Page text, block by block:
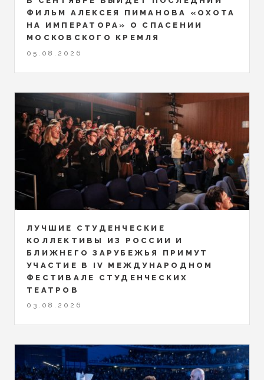
ФИЛЬМ АЛЕКСЕЯ ПИМАНОВА «ОХОТА
НА ИМПЕРАТОРА» О СПАСЕНИИ
МОСКОВСКОГО КРЕМЛЯ
05.08.2026
ЛУЧШИЕ СТУДЕНЧЕСКИЕ
КОЛЛЕКТИВЫ ИЗ РОССИИ И
БЛИЖНЕГО ЗАРУБЕЖЬЯ ПРИМУТ
УЧАСТИЕ В IV МЕЖДУНАРОДНОМ
ФЕСТИВАЛЕ СТУДЕНЧЕСКИХ
ТЕАТРОВ
03.08.2026